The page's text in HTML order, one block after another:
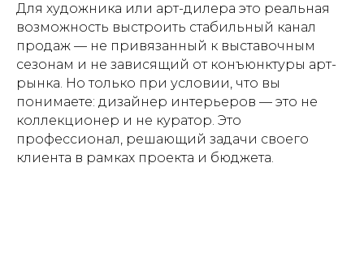
Для художника или арт-дилера это реальная
возможность выстроить стабильный канал
продаж — не привязанный к выставочным
сезонам и не зависящий от конъюнктуры арт-
рынка. Но только при условии, что вы
понимаете: дизайнер интерьеров — это не
коллекционер и не куратор. Это
профессионал, решающий задачи своего
клиента в рамках проекта и бюджета.